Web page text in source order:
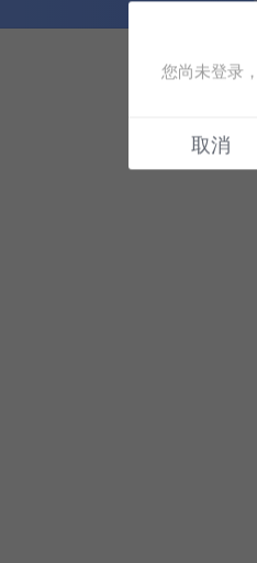
您尚未登录
取消